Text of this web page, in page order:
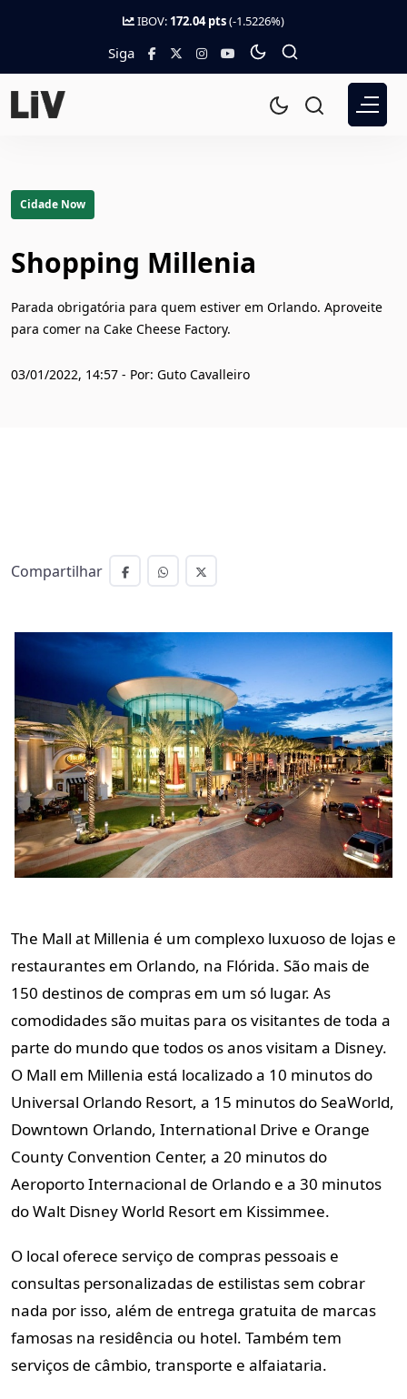
IBOV: 172.04 pts(-1.5226%)
Siga
Cidade Now
Shopping Millenia
Parada obrigatória para quem estiver em Orlando. Aproveite
para comer na Cake Cheese Factory.
03/01/2022, 14:57 - Por: Guto Cavalleiro
Compartilhar
The Mall at Millenia é um complexo luxuoso de lojas e
restaurantes em Orlando, na Flórida. São mais de
150 destinos de compras em um só lugar. As
comodidades são muitas para os visitantes de toda a
parte do mundo que todos os anos visitam a Disney.
O Mall em Millenia está localizado a 10 minutos do
Universal Orlando Resort, a 15 minutos do SeaWorld,
Downtown Orlando, International Drive e Orange
County Convention Center, a 20 minutos do
Aeroporto Internacional de Orlando e a 30 minutos
do Walt Disney World Resort em Kissimmee.
O local oferece serviço de compras pessoais e
consultas personalizadas de estilistas sem cobrar
nada por isso, além de entrega gratuita de marcas
famosas na residência ou hotel. Também tem
serviços de câmbio, transporte e alfaiataria.